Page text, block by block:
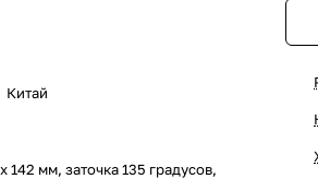
Китай
142 мм, заточка 135 градусов,